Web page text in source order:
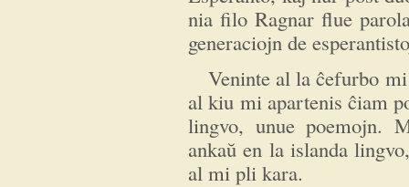
nia filo Ragnar flue
generaciojn de
Veninte al la ĉefurbo
al kiu mi apartenis ĉiam
lingvo, unue poemojn.
ankaŭ en la islanda
al mi pli kara.